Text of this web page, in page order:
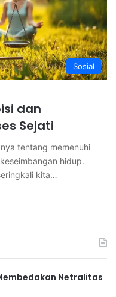
Sosial
dan
Sejati
tentang memenuhi
hidup.
kita…
Netralitas